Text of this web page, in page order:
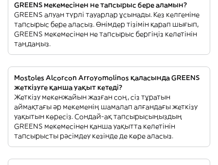
GREENS мекемесінен не тапсырыс бере аламын?
GREENS алуан түрлі тауарлар ұсынады. Кез келгеніне
тапсырыс бере аласыз. Өнімдер тізімін қарап шығып,
GREENS мекемесінен не тапсырыс бергіңіз келетінін
таңдаңыз.
Mostoles Alcorcon Arroyomolinos қаласында GREENS
жеткізуге қанша уақыт кетеді?
Жеткізу мекенжайын жазған соң, сіз тұратын
аймақтағы әр мекеменің шамалап алғандағы жеткізу
уақытын көресіз. Сондай-ақ тапсырысыңыздың
GREENS мекемесінен қанша уақытта келетінін
тапсырысты рәсімдеу кезінде де көре аласыз.